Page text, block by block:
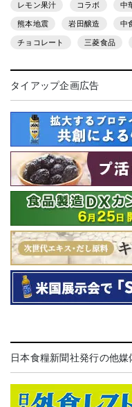
レモン果汁 コラボ 中
熊本地震 岩田醸造 中
チョコレート 三菱食品
タイアップ企画広告
日本食糧新聞社発行の他媒